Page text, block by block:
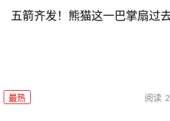
五箭齐发！熊猫这一巴掌扇过
最热 阅读